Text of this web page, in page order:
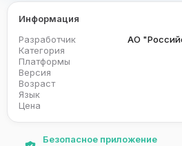
Информация
Разработчик
Категория
Платформы
Версия
Возраст
Язык
Цена
Безопасное приложение